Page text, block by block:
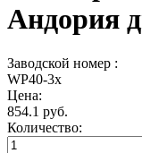
Андория
Заводской номер :
WP40-3х
Цена:
854.1 руб.
Количество: